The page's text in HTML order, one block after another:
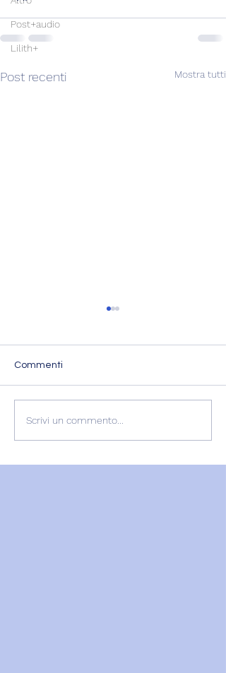
Post+audio
Lilith+
Post recenti Mostra tutti
L'ESPERIENZA DI
Commenti
Scrivi un commento...